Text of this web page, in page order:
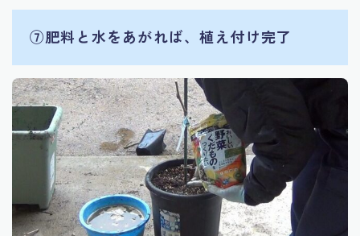
⑦肥料と水をあがれば、植え付け完了